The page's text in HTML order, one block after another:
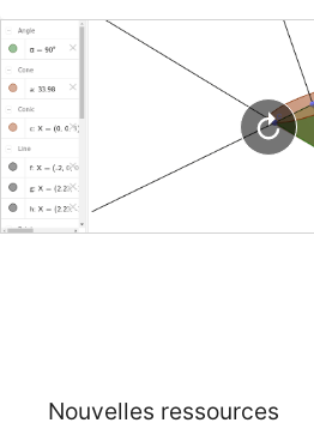
Se connecter
Nouvelles ressources